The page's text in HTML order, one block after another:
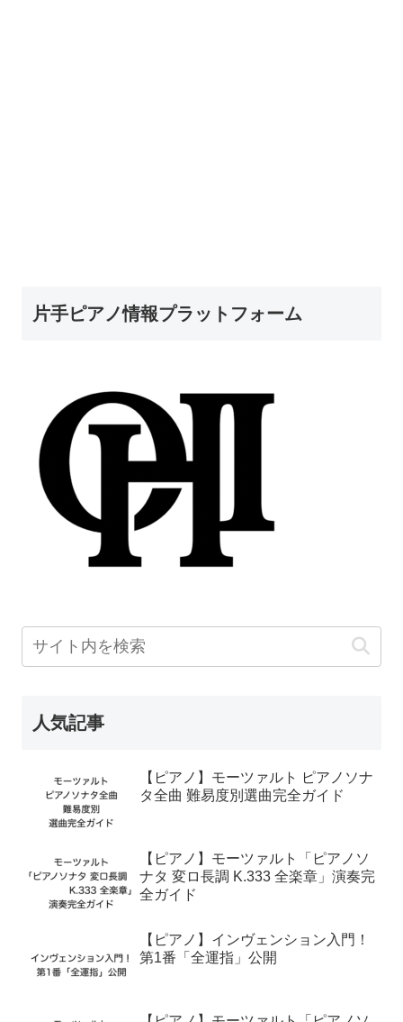
片手ピアノ情報プラットフォーム
人気記事
【ピアノ】モーツァルト ピアノソナ
タ全曲 難易度別選曲完全ガイド
【ピアノ】モーツァルト「ピアノソ
ナタ 変ロ長調 K.333 全楽章」演奏完
全ガイド
【ピアノ】インヴェンション入門！
第1番「全運指」公開